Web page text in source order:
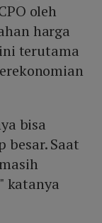
oleh
harga
terutama
bisa
besar. Saat
katanya